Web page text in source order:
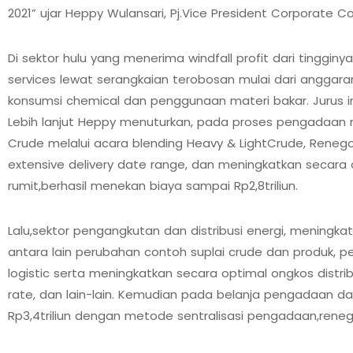
2021” ujar Heppy Wulansari, Pj.Vice President Corporate
Di sektor hulu yang menerima windfall profit dari
services lewat serangkaian terobosan mulai dari
konsumsi chemical dan penggunaan materi bakar.
Lebih lanjut Heppy menuturkan, pada proses
Crude melalui acara blending Heavy & LightCrude,
extensive delivery date range, dan meningkatkan secara
rumit,berhasil menekan biaya sampai Rp2,8triliun.
Lalu,sektor pengangkutan dan distribusi energi,
antara lain perubahan contoh suplai crude dan produk,
logistic serta meningkatkan secara optimal ongkos
rate, dan lain-lain. Kemudian pada belanja pengadaan
Rp3,4triliun dengan metode sentralisasi